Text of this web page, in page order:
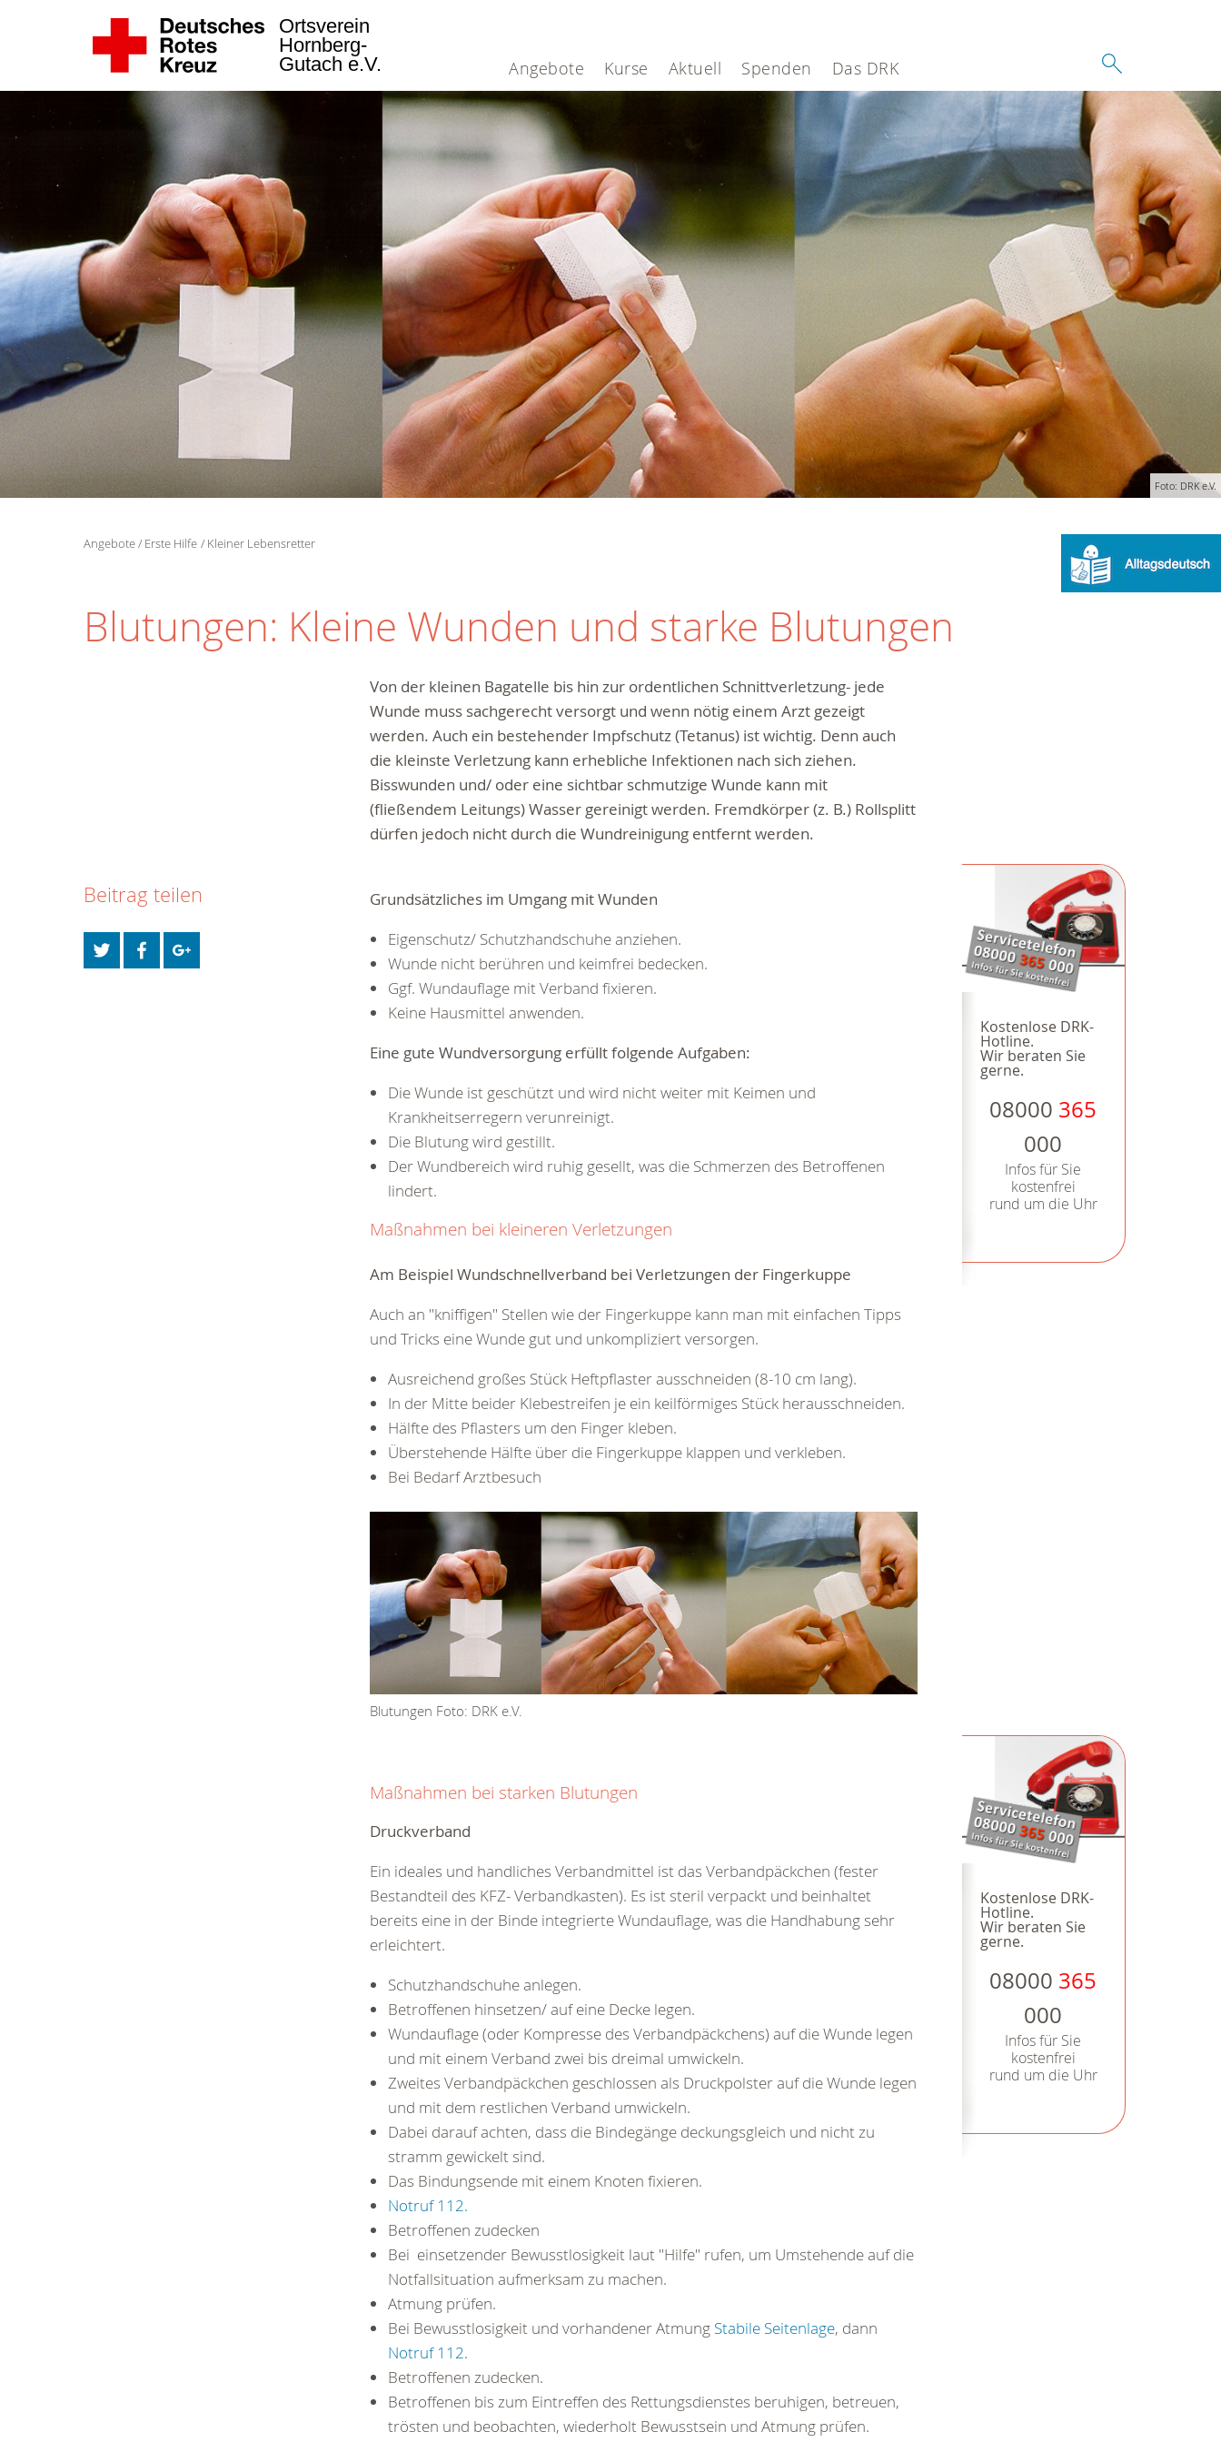
Angebote Kurse Aktuell Spenden Das DRK
Ortsverein
Hornberg-
Gutach e.V.
Foto: DRK e.V.
Angebote Erste Hilfe Kleiner Lebensretter
Blutungen: Kleine Wunden und starke Blutungen
Von der kleinen Bagatelle bis hin zur ordentlichen Schnittverletzung- jede
Wunde muss sachgerecht versorgt und wenn nötig einem Arzt gezeigt
werden. Auch ein bestehender Impfschutz (Tetanus) ist wichtig. Denn auch
die kleinste Verletzung kann erhebliche Infektionen nach sich ziehen.
Bisswunden und/ oder eine sichtbar schmutzige Wunde kann mit
(fließendem Leitungs) Wasser gereinigt werden. Fremdkörper (z. B.) Rollsplitt
dürfen jedoch nicht durch die Wundreinigung entfernt werden.
Kostenlose DRK-
Hotline.
Wir beraten Sie
gerne.
08000 365
000
Infos für Sie
kostenfrei
rund um die Uhr
Grundsätzliches im Umgang mit Wunden
Eigenschutz/ Schutzhandschuhe anziehen.
Wunde nicht berühren und keimfrei bedecken.
Ggf. Wundauflage mit Verband fixieren.
Keine Hausmittel anwenden.
Eine gute Wundversorgung erfüllt folgende Aufgaben:
Die Wunde ist geschützt und wird nicht weiter mit Keimen und
Krankheitserregern verunreinigt.
Die Blutung wird gestillt.
Der Wundbereich wird ruhig gesellt, was die Schmerzen des Betroffenen
lindert.
Maßnahmen bei kleineren Verletzungen
Am Beispiel Wundschnellverband bei Verletzungen der Fingerkuppe
Auch an "kniffigen" Stellen wie der Fingerkuppe kann man mit einfachen Tipps
und Tricks eine Wunde gut und unkompliziert versorgen.
Ausreichend großes Stück Heftpflaster ausschneiden (8-10 cm lang).
In der Mitte beider Klebestreifen je ein keilförmiges Stück herausschneiden.
Hälfte des Pflasters um den Finger kleben.
Überstehende Hälfte über die Fingerkuppe klappen und verkleben.
Bei Bedarf Arztbesuch
Blutungen Foto: DRK e.V.
Kostenlose DRK-
Hotline.
Wir beraten Sie
gerne.
08000 365
000
Infos für Sie
kostenfrei
rund um die Uhr
Maßnahmen bei starken Blutungen
Druckverband
Ein ideales und handliches Verbandmittel ist das Verbandpäckchen (fester
Bestandteil des KFZ- Verbandkasten). Es ist steril verpackt und beinhaltet
bereits eine in der Binde integrierte Wundauflage, was die Handhabung sehr
erleichtert.
Schutzhandschuhe anlegen.
Betroffenen hinsetzen/ auf eine Decke legen.
Wundauflage (oder Kompresse des Verbandpäckchens) auf die Wunde legen
und mit einem Verband zwei bis dreimal umwickeln.
Zweites Verbandpäckchen geschlossen als Druckpolster auf die Wunde legen
und mit dem restlichen Verband umwickeln.
Dabei darauf achten, dass die Bindegänge deckungsgleich und nicht zu
stramm gewickelt sind.
Das Bindungsende mit einem Knoten fixieren.
Notruf 112.
Betroffenen zudecken
Bei einsetzender Bewusstlosigkeit laut "Hilfe" rufen, um Umstehende auf die
Notfallsituation aufmerksam zu machen.
Atmung prüfen.
Bei Bewusstlosigkeit und vorhandener Atmung Stabile Seitenlage, dann
Notruf 112.
Betroffenen zudecken.
Betroffenen bis zum Eintreffen des Rettungsdienstes beruhigen, betreuen,
trösten und beobachten, wiederholt Bewusstsein und Atmung prüfen.
Beitrag teilen